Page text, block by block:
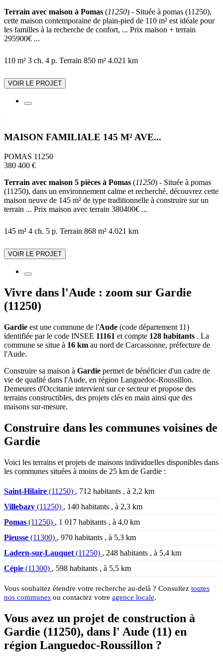
Terrain avec maison à Pomas (11250) - Située à pomas (11250),
cette maison contemporaine de plain-pied de 110 m² est idéale pour
les familles à la recherche de confort, ... Prix maison + terrain
295900€ ...
110 m² 3 ch. 4 p. Terrain 850 m² 4.021 km
VOIR LE PROJET
MAISON FAMILIALE 145 M² AVE...
POMAS 11250
380 400 €
Terrain avec maison 5 pièces à Pomas (11250) - Située à pomas
(11250), dans un environnement calme et recherché, découvrez cette
maison neuve de 145 m² de type traditionnelle à construire sur un
terrain ... Prix maison avec terrain 380400€ ...
145 m² 4 ch. 5 p. Terrain 868 m² 4.021 km
VOIR LE PROJET
Vivre dans l'Aude : zoom sur Gardie
(11250)
Gardie est une commune de l'Aude (code département 11)
identifiée par le code INSEE 11161 et compte 128 habitants . La
commune se situe à 16 km au nord de Carcassonne, préfecture de
l'Aude.
Construire sa maison à Gardie permet de bénéficier d'un cadre de
vie de qualité dans l'Aude, en région Languedoc-Roussillon.
Demeures d'Occitanie intervient sur ce secteur et propose des
terrains constructibles, des projets clés en main ainsi que des
maisons sur-mesure.
Construire dans les communes voisines de
Gardie
Voici les terrains et projets de maisons individuelles disponibles dans
les communes situées à moins de 25 km de Gardie :
Saint-Hilaire (11250) , 712 habitants , à 2,2 km
Villebazy (11250) , 140 habitants , à 2,3 km
Pomas (11250) , 1 017 habitants , à 4,0 km
Pieusse (11300) , 970 habitants , à 5,3 km
Ladern-sur-Lauquet (11250) , 248 habitants , à 5,4 km
Cépie (11300) , 598 habitants , à 5,5 km
Vous souhaitez étendre votre recherche au-delà ? Consultez toutes
nos communes ou contactez votre agence locale.
Vous avez un projet de construction à
Gardie (11250), dans l' Aude (11) en
région Languedoc-Roussillon ?